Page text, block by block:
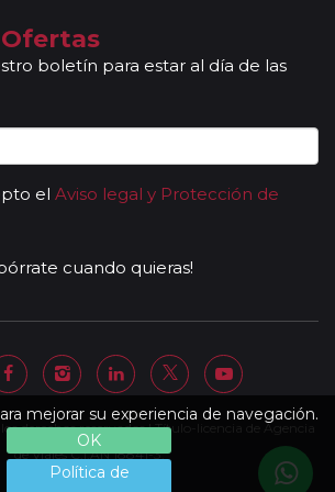
mejorar su experiencia de navegación.
OK
Política de
siempre estarán presentes en los
pero poseen múltiples funciones y
a la totalidad del grupo y no a una
En los momentos en que no
incluidos en el programa, nuestros
encontrarse realizando funciones bien
disponibles en un momento
pago de su viaje y una vez le
se le facilitará una
recorridos por etapa, horarios
paisajes, contenido de las visitas.... etc.
su viaje contiene un programa
excursiones y traslados. No obstante, los
un programa adicional de
excursiones opcionales (podrá encontrar
boletín para estar al día de las
el Aviso legal y Protección de
bórrate cuando quieras!
derechos reservados | Título-licencia de Agencia
de Viajes C.I.AN 18841-3.